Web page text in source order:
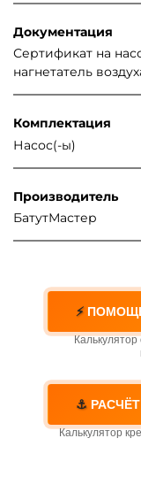
Документация
Сертификат на
нагнетатель
Комплектация
Насос(-ы)
Производитель
БатутМастер
⚡
⚓
Калькулятор